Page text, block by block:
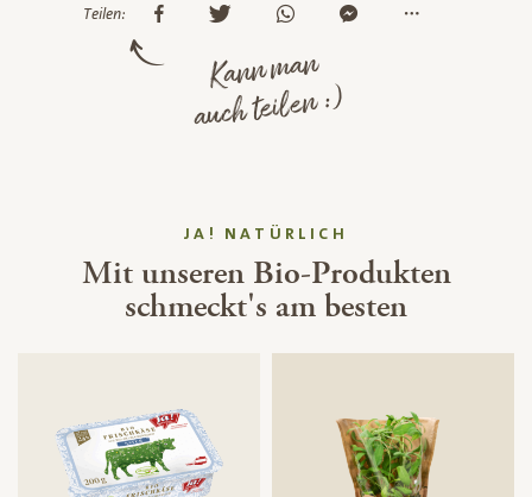
Teilen:
Kann man
auch teilen :)
JA! NATÜRLICH
Mit unseren Bio-Produkten
schmeckt's am besten